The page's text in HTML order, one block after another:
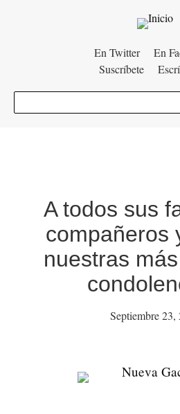
En Twitter
En
Suscríbete
A todos sus
compañeros
nuestras
Septiembre 23,